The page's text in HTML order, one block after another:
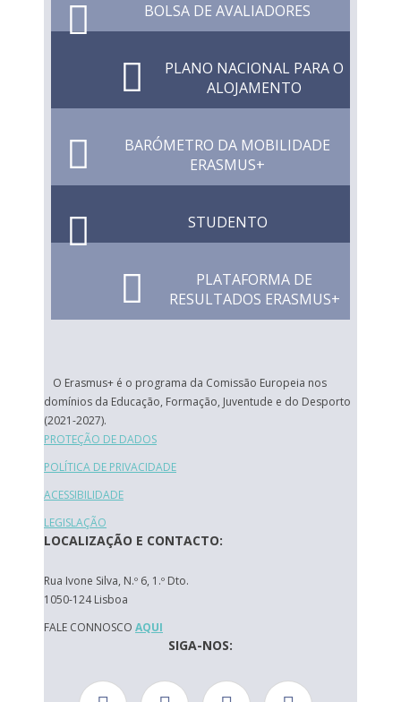
BOLSA DE AVALIADORES
PLANO NACIONAL PARA O
ALOJAMENTO
BARÓMETRO DA MOBILIDADE
ERASMUS+
STUDENTO
PLATAFORMA DE
RESULTADOS ERASMUS+
O Erasmus+ é o programa da Comissão Europeia nos
domínios da Educação, Formação, Juventude e do Desporto
(2021-2027).
PROTEÇÃO DE DADOS
POLÍTICA DE PRIVACIDADE
ACESSIBILIDADE
LEGISLAÇÃO
LOCALIZAÇÃO E CONTACTO:
Rua Ivone Silva, N.º 6, 1.º Dto.
1050-124 Lisboa
FALE CONNOSCO AQUI
SIGA-NOS: